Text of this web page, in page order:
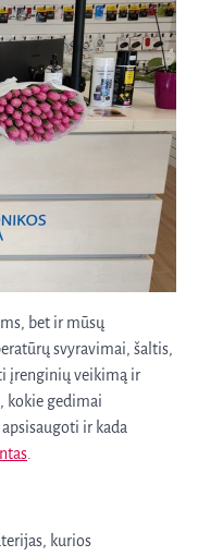
bet ir mūsų
svyravimai, šaltis,
įrenginių veikimą ir
kokie gedimai
ir kada
kurios